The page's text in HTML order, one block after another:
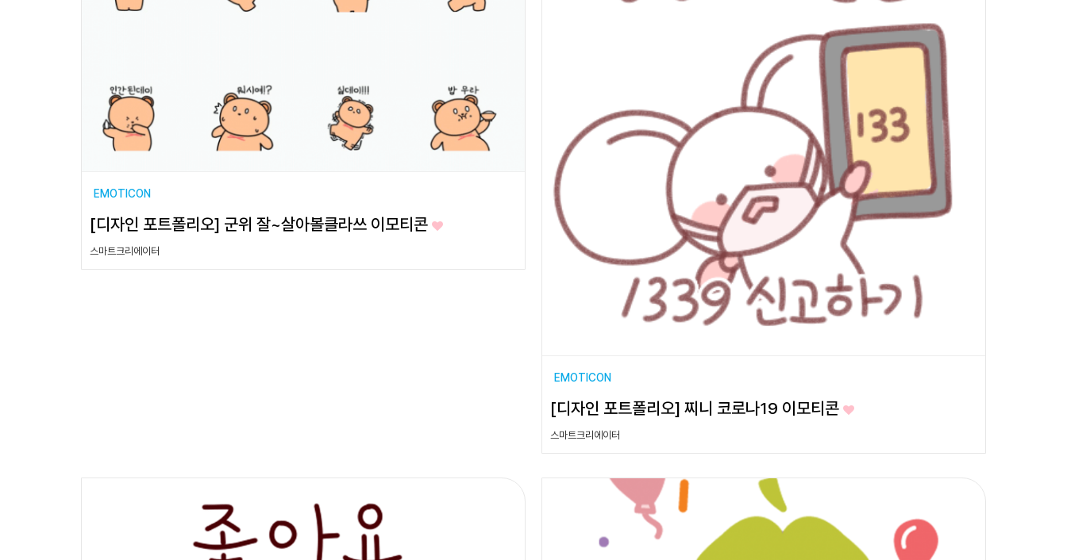
EMOTICON
[디자인 포트폴리오] 군위 잘~살아볼클라쓰 이모티콘
스마트크리에이터
EMOTICON
[디자인 포트폴리오] 찌니 코로나19 이모티콘
스마트크리에이터